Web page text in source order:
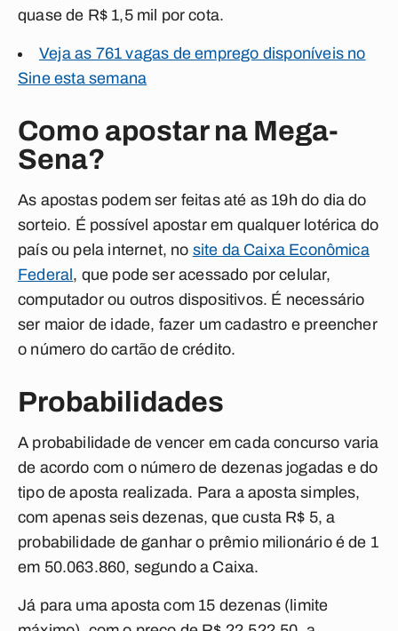
quase de R$ 1,5 mil por cota.
Veja as 761 vagas de emprego disponíveis no
Sine esta semana
Como apostar na Mega-
Sena?
As apostas podem ser feitas até as 19h do dia do
sorteio. É possível apostar em qualquer lotérica do
país ou pela internet, no site da Caixa Econômica
Federal , que pode ser acessado por celular,
computador ou outros dispositivos. É necessário
ser maior de idade, fazer um cadastro e preencher
o número do cartão de crédito.
Probabilidades
A probabilidade de vencer em cada concurso varia
de acordo com o número de dezenas jogadas e do
tipo de aposta realizada. Para a aposta simples,
com apenas seis dezenas, que custa R$ 5, a
probabilidade de ganhar o prêmio milionário é de 1
em 50.063.860, segundo a Caixa.
Já para uma aposta com 15 dezenas (limite